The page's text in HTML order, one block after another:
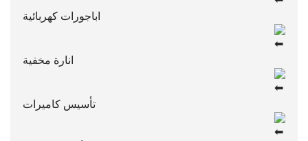
اباجورات كهربائية
انارة مخفية
تأسيس كاميرات